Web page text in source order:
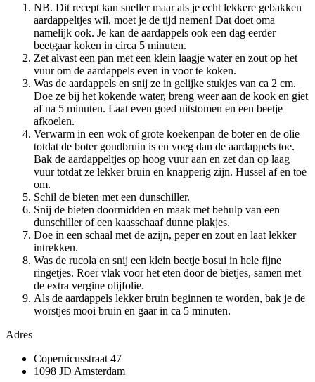
NB. Dit recept kan sneller maar als je echt lekkere gebakken
aardappeltjes wil, moet je de tijd nemen! Dat doet oma
namelijk ook. Je kan de aardappels ook een dag eerder
beetgaar koken in circa 5 minuten.
Zet alvast een pan met een klein laagje water en zout op het
vuur om de aardappels even in voor te koken.
Was de aardappels en snij ze in gelijke stukjes van ca 2 cm.
Doe ze bij het kokende water, breng weer aan de kook en giet
af na 5 minuten. Laat even goed uitstomen en een beetje
afkoelen.
Verwarm in een wok of grote koekenpan de boter en de olie
totdat de boter goudbruin is en voeg dan de aardappels toe.
Bak de aardappeltjes op hoog vuur aan en zet dan op laag
vuur totdat ze lekker bruin en knapperig zijn. Hussel af en toe
om.
Schil de bieten met een dunschiller.
Snij de bieten doormidden en maak met behulp van een
dunschiller of een kaasschaaf dunne plakjes.
Doe in een schaal met de azijn, peper en zout en laat lekker
intrekken.
Was de rucola en snij een klein beetje bosui in hele fijne
ringetjes. Roer vlak voor het eten door de bietjes, samen met
de extra vergine olijfolie.
Als de aardappels lekker bruin beginnen te worden, bak je de
worstjes mooi bruin en gaar in ca 5 minuten.
Adres
Copernicusstraat 47
1098 JD Amsterdam